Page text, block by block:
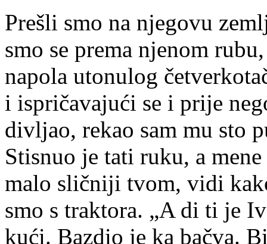
Prešli smo na njegovu
smo se prema njenom
napola utonulog
i ispričavajući se i prije
divljao, rekao sam mu sto
Stisnuo je tati ruku, a
malo sličniji tvom, vidi
smo s traktora. „A di ti je
kući. Bazdio je ka bačva.